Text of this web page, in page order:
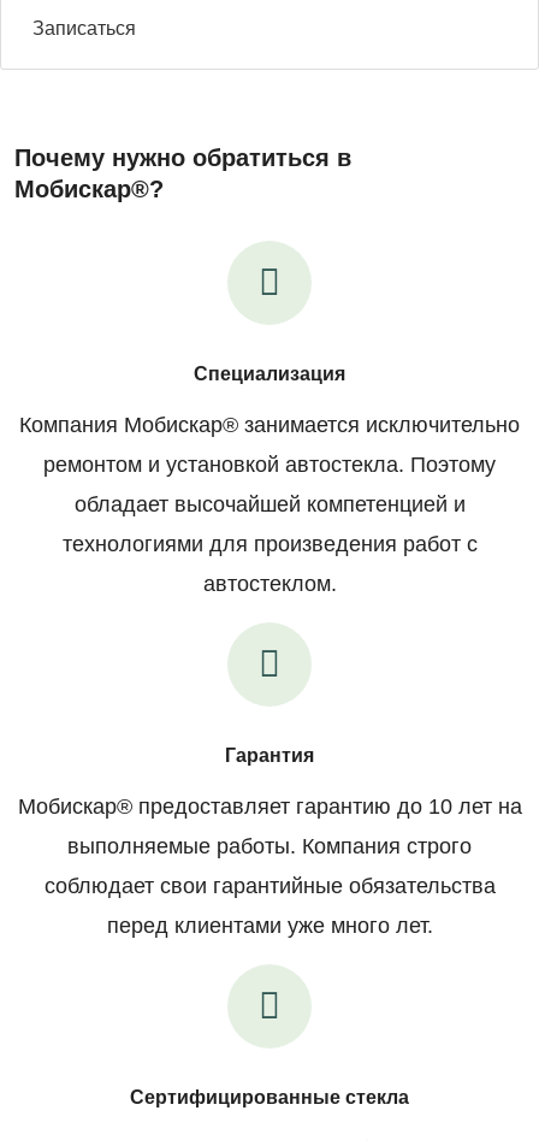
Записаться
Почему нужно обратиться в
Мобискар®?
Специализация
Компания Мобискар® занимается исключительно
ремонтом и установкой автостекла. Поэтому
обладает высочайшей компетенцией и
технологиями для произведения работ с
автостеклом.
Гарантия
Мобискар® предоставляет гарантию до 10 лет на
выполняемые работы. Компания строго
соблюдает свои гарантийные обязательства
перед клиентами уже много лет.
Сертифицированные стекла